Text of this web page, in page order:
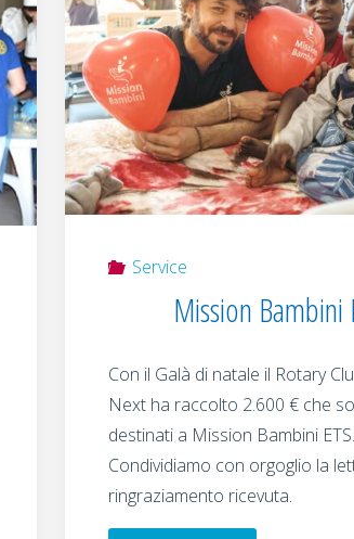
Service
Mission Bambini
Con il Galà di natale il Rotary
Next ha raccolto 2.600 € che
destinati a Mission Bambini ETS.
Condividiamo con orgoglio la
ringraziamento ricevuta.